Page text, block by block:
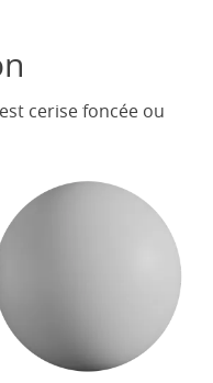
cerise foncée ou